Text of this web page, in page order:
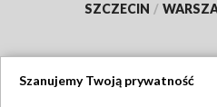
SZCZECIN /
Szanujemy Twoją prywatność